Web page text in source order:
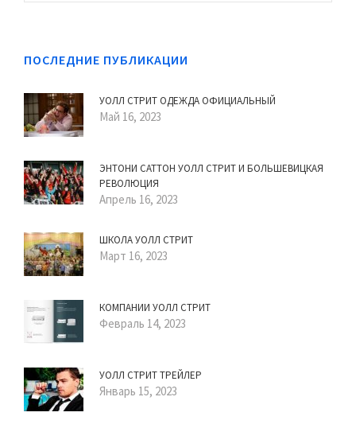
ПОСЛЕДНИЕ ПУБЛИКАЦИИ
УОЛЛ СТРИТ ОДЕЖДА ОФИЦИАЛЬНЫЙ
Май 16, 2023
ЭНТОНИ САТТОН УОЛЛ СТРИТ И БОЛЬШЕВИЦКАЯ
РЕВОЛЮЦИЯ
Апрель 16, 2023
ШКОЛА УОЛЛ СТРИТ
Март 16, 2023
КОМПАНИИ УОЛЛ СТРИТ
Февраль 14, 2023
УОЛЛ СТРИТ ТРЕЙЛЕР
Январь 15, 2023